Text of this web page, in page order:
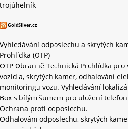
trojúhelník
GoldSilver.cz
Vyhledávání odposlechu a skrytých
Prohlídka (OTP)
OTP Obranně Technická Prohlídka
vozidla, skrytých kamer, odhalování
monitoringu vozu. Vyhledávání
Box s bílým šumem pro uložení
Ochrana proti odposlechu.
Odhalování odposlechu, skrytých